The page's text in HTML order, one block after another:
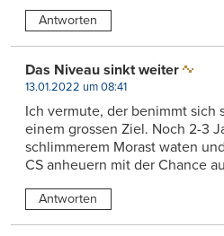
Antworten
Das Niveau sinkt weiter
13.01.2022 um 08:41
Ich vermute, der benimmt sich
einem grossen Ziel. Noch 2-3
schlimmerem Morast waten
CS anheuern mit der Chance
Antworten